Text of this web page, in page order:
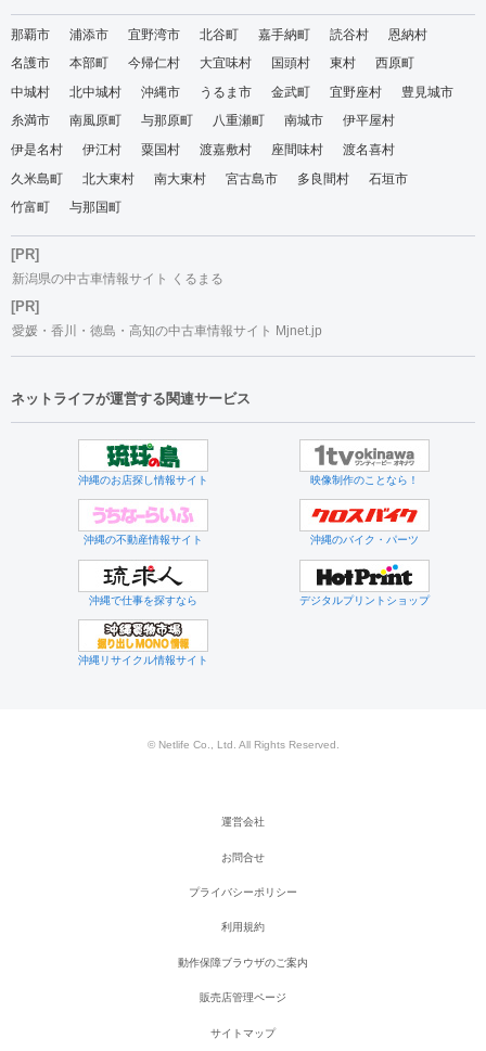
那覇市 浦添市 宜野湾市 北谷町 嘉手納町 読谷村
恩納村
名護市
本部町 今帰仁村 大宜味村 国頭村 東村
西原町
中城村
北中城村 沖縄市 うるま市 金武町 宜野座村
豊見城市
糸満市
南風原町 与那原町 八重瀬町 南城市
伊平屋村
伊是名村
伊江村 粟国村 渡嘉敷村 座間味村
渡名喜村
久米島町
北大東村 南大東村 宮古島市 多良間村
石垣市
竹富町
与那国町
[PR]
新潟県の中古車情報サイト くるまる
[PR]
愛媛・香川・徳島・高知の中古車情報サイト Mjnet.jp
ネットライフが運営する関連サービス
沖縄のお店探し情報サイト 映像制作のことなら！
沖縄の不動産情報サイト 沖縄のバイク・パーツ
沖縄で仕事を探すなら デジタルプリントショップ
沖縄リサイクル情報サイト
© Netlife Co., Ltd. All Rights Reserved.
運営会社
お問合せ
プライバシーポリシー
利用規約
動作保障ブラウザのご案内
販売店管理ページ
サイトマップ